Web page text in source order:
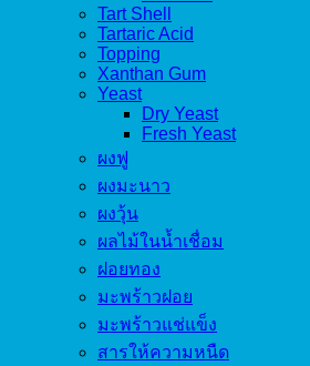
Tart Shell
Tartaric Acid
Topping
Xanthan Gum
Yeast
Dry Yeast
Fresh Yeast
ผงฟู
ผงมะนาว
ผงวุ้น
ผลไม้ในน้ำเชื่อม
ฝอยทอง
มะพร้าวฝอย
มะพร้าวแช่แข็ง
สารให้ความหนืด